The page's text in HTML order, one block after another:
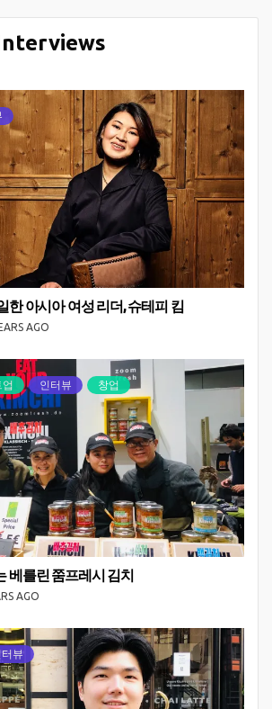
한 아시아 여성 리더, 슈테피 킴
AGO
인터뷰 창업
베를린 쭘프레시 김치
AGO
터뷰